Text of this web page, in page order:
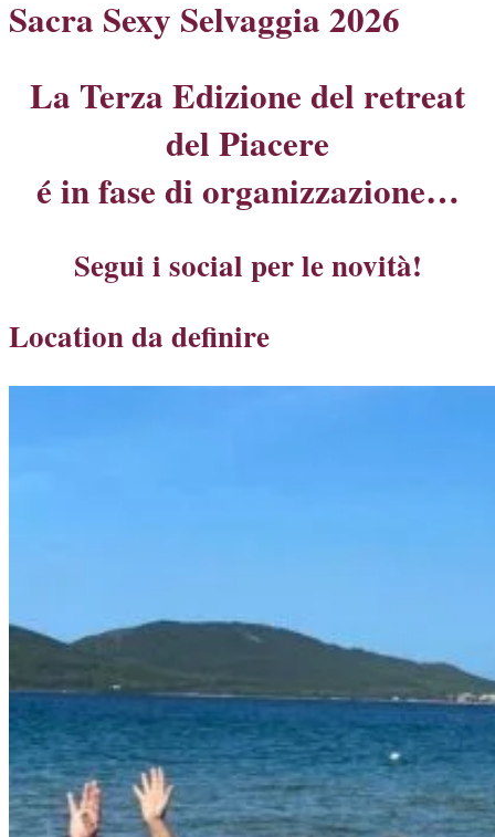
Sacra Sexy Selvaggia 2026
La Terza Edizione del retreat
del Piacere
é in fase di organizzazione…
Segui i social per le novità!
Location da definire